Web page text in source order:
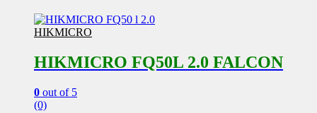
HIKMICRO
HIKMICRO FQ50L 2.0 FALCON
0 out of 5
(0)